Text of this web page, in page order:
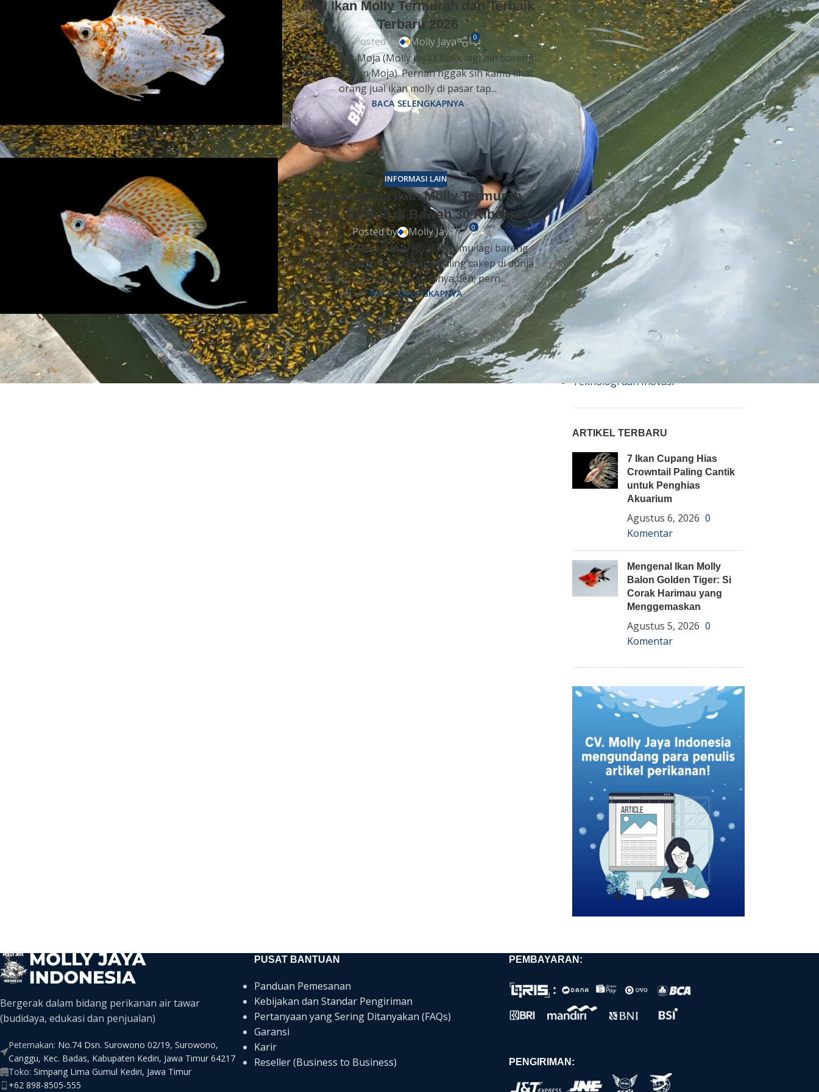
Jual Ikan Molly Termurah dan Terbaik
Terbaru 2026
Posted by Molly Jaya 0
Halo, Sobat Moja (Molly Jaya)! Balik lagi nih bareng
Minmo (Admin Moja). Pernah nggak sih kamu lihat
orang jual ikan molly di pasar tap...
BACA SELENGKAPNYA
INFORMASI LAIN
Daftar Harga Ikan Molly Termurah
2026, Semua di Bawah 30 Ribuan!
Posted by Molly Jaya 0
Woi, Sobat Moja (Molly Jaya)! Ketemu lagi bareng
Minmo alias Admin Moja yang paling cakep di dunia
ikan hias. Minmo mau tanya deh, pern...
BACA SELENGKAPNYA
Molly
Channa
Koi
Koki
Guppy
Platy
Glofish
Danio
Manfish
Discuss
Palmas
Kura-kura
KATEGORI
Berita
Bisnis
Budidaya
Event
Informasi Lain
Pembenihan Ikan
Pembesaran Ikan
Teknologi dan Inovasi
ARTIKEL TERBARU
7 Ikan Cupang Hias
Crowntail Paling Cantik
untuk Penghias
Akuarium
Agustus 6, 2026 0
Komentar
Mengenal Ikan Molly
Balon Golden Tiger: Si
Corak Harimau yang
Menggemaskan
Agustus 5, 2026 0
Komentar
Bergerak dalam bidang perikanan air tawar
(budidaya, edukasi dan penjualan)
Peternakan: No.74 Dsn. Surowono 02/19, Surowono,
Canggu, Kec. Badas, Kabupaten Kediri, Jawa Timur 64217
Toko: Simpang Lima Gumul Kediri, Jawa Timur
+62 898-8505-555
PUSAT BANTUAN
Panduan Pemesanan
Kebijakan dan Standar Pengiriman
Pertanyaan yang Sering Ditanyakan (FAQs)
Garansi
Karir
Reseller (Business to Business)
PEMBAYARAN:
PENGIRIMAN: